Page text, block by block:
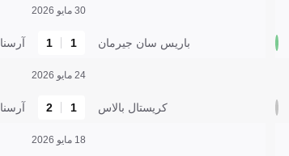
30 مايو 2026
باريس سان جيرمان 1
1
24 مايو 2026
كريستال بالاس 1
2
18 مايو 2026